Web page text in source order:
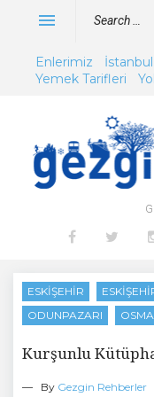
Search
Enlerimiz
Yemek Tarifleri
menu
ESKIŞEHIR
ODUNPAZARI
Kurşunlu
— By Gezgin Rehberler